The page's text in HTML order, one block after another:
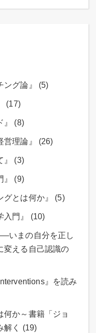
ング論』 (5)
(17)
』 (8)
営理論』 (26)
』 (3)
』 (9)
グとは何か』 (5)
入門』 (10)
いまの自分を正し
変える自己認識の
』を読み
何か～書籍「ジョ
解く (19)